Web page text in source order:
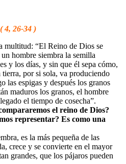
4, 26-34 )
multitud: “El Reino de Dios se
hombre siembra la semilla
y los días, y sin que él sepa cómo,
por si sola, va produciendo
las espigas y después los granos
maduros los granos, el hombre
el tiempo de cosecha”.
el reino de Dios?
representar? Es como una
es la más pequeña de las
crece y se convierte en el mayor
grandes, que los pájaros pueden